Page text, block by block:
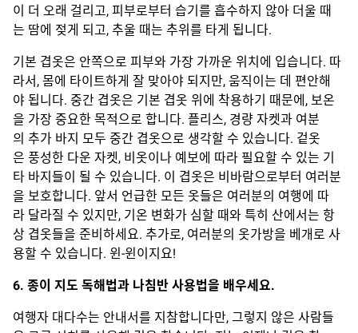
이 더 오래 걸리고, 피부로부터 습기를 흡수하지 않아 더울 때
는 땀에 젖게 되고, 추울 때는 추위를 타게 됩니다.
기본 겹옷은 안쪽으로 피부와 가장 가까운 위치에 입습니다. 따
라서, 몸에 타이트하게 잘 맞아야 되지만, 움직이는 데 편안해
야 됩니다. 중간 겹옷은 기본 겹옷 위에 착용하기 때문에, 보온
을 가장 중요한 목적으로 합니다. 플리스, 경량 자켓과 여분
의 추가 바지 모두 중간 겹옷으로 생각할 수 있습니다. 겉옷
은 풍성한 다운 자켓, 비옷이나 예보에 따라 필요할 수 있는 기
타 바지들이 될 수 있습니다. 이 겹옷은 비바람으로부터 여러분
을 보호합니다. 앞서 언급한 모든 옷들은 여러분의 여행에 따
라 달라질 수 있지만, 기온 변화가 심할 때와 특히 산에서는 항
상 겹옷들을 준비하세요. 추가로, 여러분의 옷가방을 베개로 사
용할 수 있습니다. 윈-윈이지요!
6. 종이 지도 독해법과 나침반 사용법을 배우세요.
여행자 대다수는 안내서를 지참합니다만, 그렇지 않은 사람들